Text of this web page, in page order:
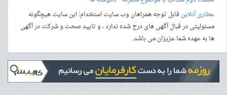
عطاری آنلاینقابل توجه همراهان وب سایت استخدام: این سایت هیچگونه
مسئولیتی در قبال آگهی های درج شده ندارد ، و تایید صحت و شرکت در آگهی
ها به عهده شما عزیزان می باشد.